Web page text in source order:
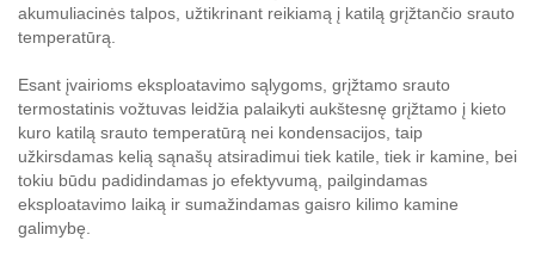
akumuliacinės talpos, užtikrinant reikiamą į katilą grįžtančio srauto
temperatūrą.
Esant įvairioms eksploatavimo sąlygoms, grįžtamo srauto
termostatinis vožtuvas leidžia palaikyti aukštesnę grįžtamo į kieto
kuro katilą srauto temperatūrą nei kondensacijos, taip
užkirsdamas kelią sąnašų atsiradimui tiek katile, tiek ir kamine, bei
tokiu būdu padidindamas jo efektyvumą, pailgindamas
eksploatavimo laiką ir sumažindamas gaisro kilimo kamine
galimybę.